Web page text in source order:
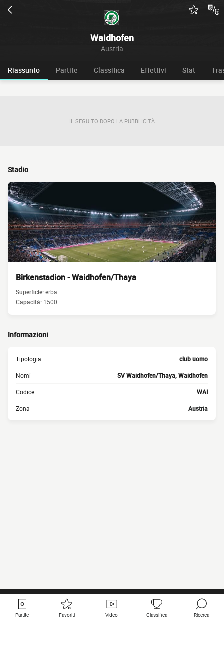
Waidhofen
Austria
Riassunto Partite Classifica Effettivi Stat
IL SEGUITO DOPO LA PUBBLICITÀ
Stadio
Birkenstadion - Waidhofen/Thaya
Superficie:erba
Capacità: 1500
Informazioni
Tipologia club uomo
Nomi SV Waidhofen/Thaya, Waidhofen
Codice WAI
Zona Austria
Partite Favoriti Video Classifica Ricerca